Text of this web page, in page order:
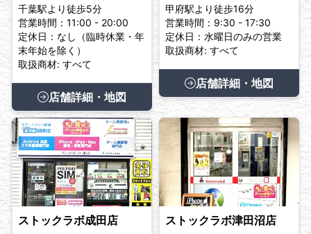
千葉駅より徒歩5分
営業時間：11:00 - 20:00
定休日：なし（臨時休業・年
末年始を除く）
取扱商材: すべて
店舗詳細・地図
甲府駅より徒歩16分
営業時間：9:30 - 17:30
定休日：水曜日のみの営業
取扱商材: すべて
店舗詳細・地図
ストックラボ成田店
ストックラボ津田沼店